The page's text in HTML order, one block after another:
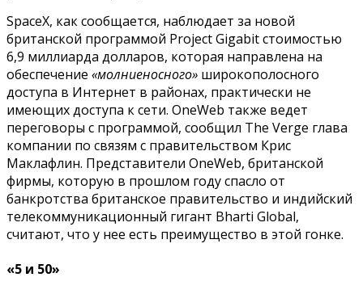
SpaceX, как сообщается, наблюдает за новой
британской программой Project Gigabit стоимостью
6,9 миллиарда долларов, которая направлена ​​на
обеспечение «молниеносного» широкополосного
доступа в Интернет в районах, практически не
имеющих доступа к сети. OneWeb также ведет
переговоры с программой, сообщил The Verge глава
компании по связям с правительством Крис
Маклафлин. Представители OneWeb, британской
фирмы, которую в прошлом году спасло от
банкротства британское правительство и индийский
телекоммуникационный гигант Bharti Global,
считают, что у нее есть преимущество в этой гонке.
«5 и 50»